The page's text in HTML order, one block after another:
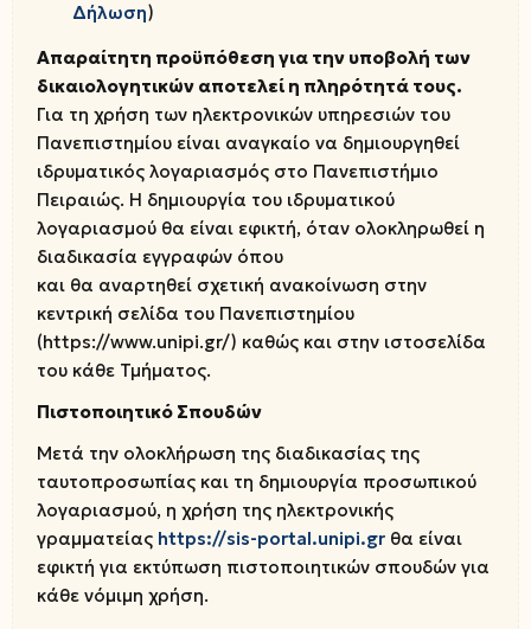
Δήλωση)
Απαραίτητη προϋπόθεση για την υποβολή των
δικαιολογητικών αποτελεί η πληρότητά τους.
Για τη χρήση των ηλεκτρονικών υπηρεσιών του
Πανεπιστημίου είναι αναγκαίο να δημιουργηθεί
ιδρυματικός λογαριασμός στο Πανεπιστήμιο
Πειραιώς. Η δημιουργία του ιδρυματικού
λογαριασμού θα είναι εφικτή, όταν ολοκληρωθεί η
διαδικασία εγγραφών όπου
και θα αναρτηθεί σχετική ανακοίνωση στην
κεντρική σελίδα του Πανεπιστημίου
(https://www.unipi.gr/) καθώς και στην ιστοσελίδα
του κάθε Τμήματος.
Πιστοποιητικό Σπουδών
Μετά την ολοκλήρωση της διαδικασίας της
ταυτοπροσωπίας και τη δημιουργία προσωπικού
λογαριασμού, η χρήση της ηλεκτρονικής
γραμματείας https://sis-portal.unipi.gr θα είναι
εφικτή για εκτύπωση πιστοποιητικών σπουδών για
κάθε νόμιμη χρήση.